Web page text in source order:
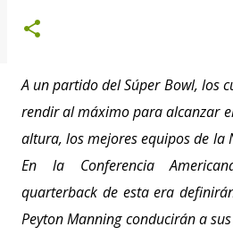
A un partido del Súper Bowl, los
rendir al máximo para alcanzar
altura, los mejores equipos de la
En la Conferencia
quarterback de esta era
Peyton Manning conducirán a